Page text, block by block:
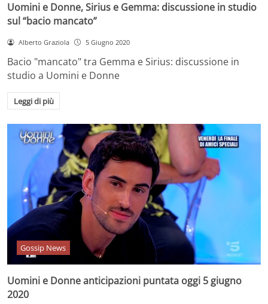
Uomini e Donne, Sirius e Gemma: discussione in studio
sul “bacio mancato”
Alberto Graziola 5 Giugno 2020
Bacio "mancato" tra Gemma e Sirius: discussione in
studio a Uomini e Donne
Leggi di più
Gossip News
Uomini e Donne anticipazioni puntata oggi 5 giugno
2020